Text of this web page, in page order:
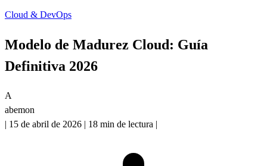
Cloud & DevOps
Modelo de Madurez Cloud: Guía
Definitiva 2026
A
abemon
| 15 de abril de 2026 | 18 min de lectura |